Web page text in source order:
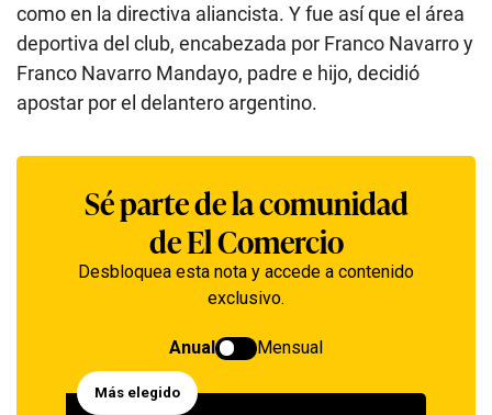
como en la directiva aliancista. Y fue así que el área
deportiva del club, encabezada por Franco Navarro y
Franco Navarro Mandayo, padre e hijo, decidió
apostar por el delantero argentino.